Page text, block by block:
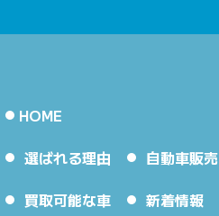
HOME
選ばれる理由
自動車販売
買取可能な車
新着情報